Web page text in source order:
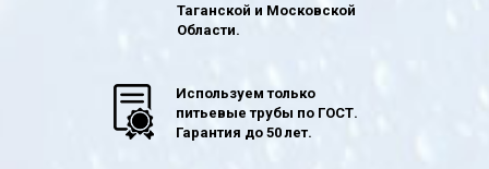
Таганской и Московской
Области.
Используем только
питьевые трубы по ГОСТ.
Гарантия до 50 лет.